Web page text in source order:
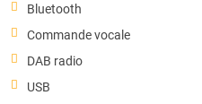
Bluetooth
Commande vocale
DAB radio
USB